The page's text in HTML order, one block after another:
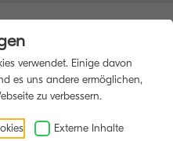
verwendet. Einige davon
es uns andere ermöglichen,
zu verbessern.
Externe Inhalte